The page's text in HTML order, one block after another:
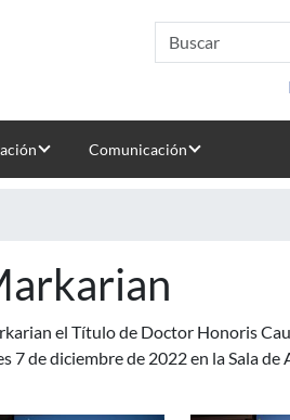
Comunicación
el Título de Doctor Honoris
7 de diciembre de 2022 en la Sala de